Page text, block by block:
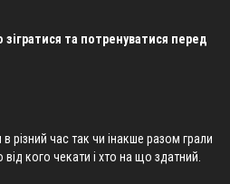
зігратися та потренуватися перед
час так чи інакше разом грали
кого чекати і хто на що здатний.